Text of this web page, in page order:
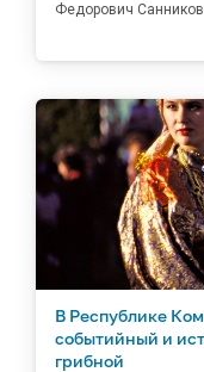
Федорович
В Республике
событийный и
грибной